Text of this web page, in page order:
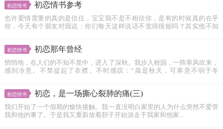
初恋情书 初恋情书参考
也许爱情需要的真的是信任，宝宝我不是不相信你，是有的时候真的在乎
你，今天有个朋友对我说：你们每天这样说话不觉得很烦吗？其实他不知
初恋情书 初恋那年曾经
悄悄地，在人们的不知不觉中，进入了深秋。我步入校园，一阵寒风吹来，
感到冷意。不禁提起了衣襟。不时感叹：“虽是秋天，可寒意不弱于冬
初恋情书 初恋，是一场撕心裂肺的痛(三)
我们开始了一个假期的愉快接触。我一直没明白家里的人为什么突然不爱管
我和他的事了。于是我又重新放着胆子开始游走于我家和他家...